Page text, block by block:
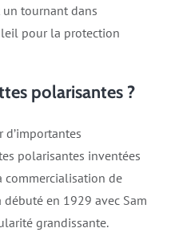
un tournant dans
pour la protection
polarisantes ?
d’importantes
polarisantes inventées
commercialisation de
en 1929 avec Sam
grandissante.